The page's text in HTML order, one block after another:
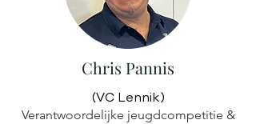
Chris Pannis
(VC Lennik)
Verantwoordelijke jeugdcompetitie &